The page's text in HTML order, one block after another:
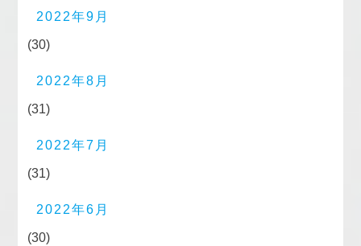
2022年9月
(30)
2022年8月
(31)
2022年7月
(31)
2022年6月
(30)